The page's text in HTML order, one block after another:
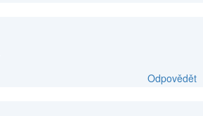
Odpovědět